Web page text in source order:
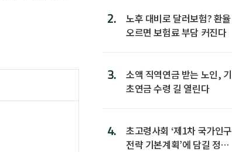
2.
노후 대비로 달러보험? 환율
오르면 보험료 부담 커진다
3.
소액 직역연금 받는 노인, 기
초연금 수령 길 열린다
4.
초고령사회 ‘제1차 국가인구
전략 기본계획’에 담길 정책